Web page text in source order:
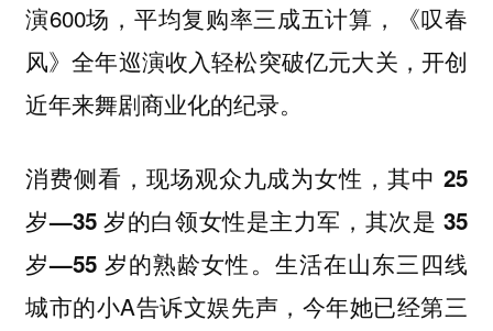
演600场，平均复购率三成五计算，《叹春
风》全年巡演收入轻松突破亿元大关，开创
近年来舞剧商业化的纪录。
消费侧看，现场观众九成为女性，其中 25
岁—35 岁的白领女性是主力军，其次是 35
岁—55 岁的熟龄女性。 生活在山东三四线
城市的小A告诉文娱先声，今年她已经第三